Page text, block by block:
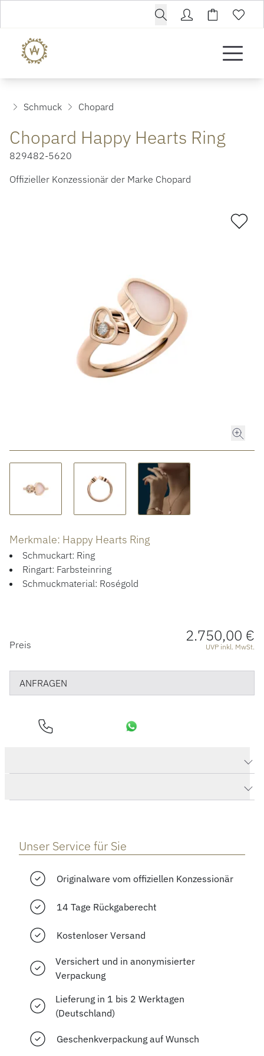
ROLEX CERTIFIED PRE-OWNED
LUXURY DEALS
Schmuck Chopard
Chopard Happy Hearts Ring
829482-5620
Offizieller Konzessionär der Marke Chopard
Merkmale: Happy Hearts Ring
Schmuckart: Ring
Ringart: Farbsteinring
Schmuckmaterial: Roségold
PREISINFORMATIONEN
Preis 2.750,00 €
UVP inkl. MwSt.
ANFRAGEN
Unser Service für Sie
Originalware vom offiziellen Konzessionär
14 Tage Rückgaberecht
Kostenloser Versand
Versichert und in anonymisierter
Verpackung
Lieferung in 1 bis 2 Werktagen
(Deutschland)
Geschenkverpackung auf Wunsch